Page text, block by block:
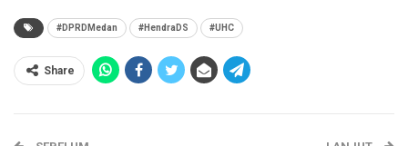
#DPRDMedan #HendraDS #UHC
Share